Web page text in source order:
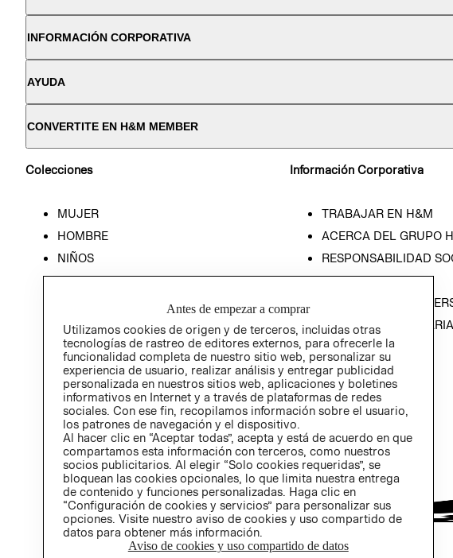
INFORMACIÓN CORPORATIVA
AYUDA
CONVERTITE EN H&M MEMBER
Colecciones
MUJER
HOMBRE
NIÑOS
HOME
Información Corporativa
TRABAJAR EN H&M
ACERCA DEL GRUPO
RESPONSABILIDAD
PRENSA
RELACIÓN CON
POLÍTICA
Antes de empezar a comprar
Utilizamos cookies de origen y de terceros, incluidas otras
tecnologías de rastreo de editores externos, para ofrecerle la
funcionalidad completa de nuestro sitio web, personalizar su
experiencia de usuario, realizar análisis y entregar publicidad
personalizada en nuestros sitios web, aplicaciones y boletines
informativos en Internet y a través de plataformas de redes
sociales. Con ese fin, recopilamos información sobre el usuario,
los patrones de navegación y el dispositivo.
Al hacer clic en “Aceptar todas”, acepta y está de acuerdo en que
compartamos esta información con terceros, como nuestros
socios publicitarios. Al elegir “Solo cookies requeridas”, se
bloquean las cookies opcionales, lo que limita nuestra entrega
de contenido y funciones personalizadas. Haga clic en
“Configuración de cookies y servicios” para personalizar sus
opciones. Visite nuestro aviso de cookies y uso compartido de
datos para obtener más información.
Aviso de cookies y uso compartido de datos